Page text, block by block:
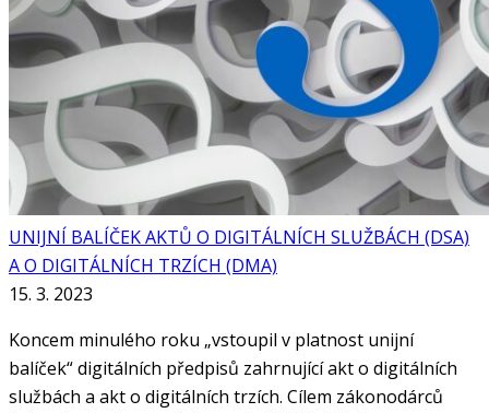
UNIJNÍ BALÍČEK AKTŮ O DIGITÁLNÍCH SLUŽBÁCH (DSA)
A O DIGITÁLNÍCH TRZÍCH (DMA)
15. 3. 2023
Koncem minulého roku „vstoupil v platnost unijní
balíček“ digitálních předpisů zahrnující akt o digitálních
službách a akt o digitálních trzích. Cílem zákonodárců